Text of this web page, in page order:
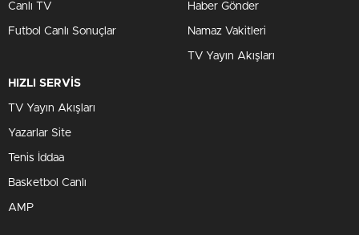
Canlı TV
Futbol Canlı Sonuçlar
Haber Gönder
Namaz Vakitleri
TV Yayın Akışları
HIZLI SERVİS
TV Yayın Akışları
Yazarlar Site
Tenis İddaa
Basketbol Canlı
AMP